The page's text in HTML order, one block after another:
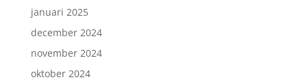
januari 2025
december 2024
november 2024
oktober 2024